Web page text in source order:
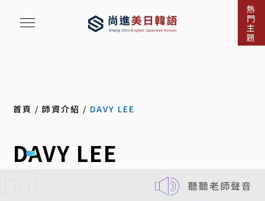
熱
門
主
題
首頁 /師資介紹 / DAVY LEE
DAVY LEE
聽聽老師聲音